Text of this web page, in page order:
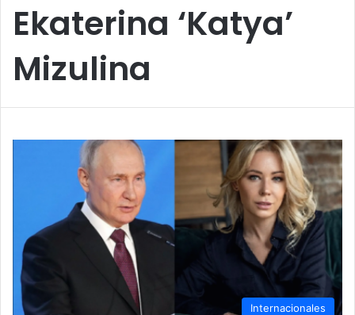
Ekaterina ‘Katya’
Mizulina
Internacionales